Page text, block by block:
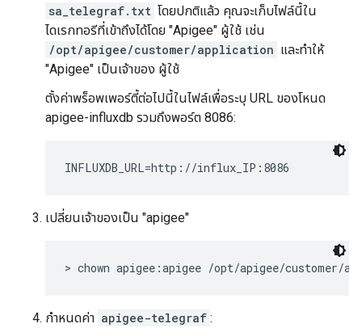
sa_telegraf.txt โดยปกติแล้ว คุณจะเก็บไฟล์นี้ใน
ไดเรกทอรีที่เข้าถึงได้โดย "Apigee" ผู้ใช้ เช่น
/opt/apigee/customer/application และทำให้
"Apigee" เป็นเจ้าของ ผู้ใช้
ตั้งค่าพร็อพเพอร์ตี้ต่อไปนี้ในไฟล์เพื่อระบุ URL ของโหนด
apigee-influxdb รวมถึงพอร์ต 8086:
INFLUXDB_URL=http://influx_IP:8086
เปลี่ยนเจ้าของเป็น "apigee"
> chown apigee:apigee /opt/apigee/
กำหนดค่า apigee-telegraf :